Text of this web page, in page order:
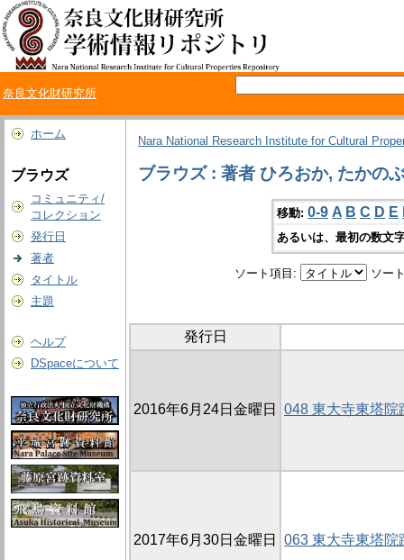
奈良文化財研究所
ホーム
ブラウズ
コミュニティ/
コレクション
発行日
著者
タイトル
主題
ヘルプ
DSpaceについて
Nara National Research Institute for Cultural
ブラウズ : 著者 ひろおか, たかの
移動: 0-9 A B C D E
あるいは、最初の数文
ソート項目: ソー
発行日
2016年6月24日金曜日 048 東大寺東塔院
2017年6月30日金曜日 063 東大寺東塔院